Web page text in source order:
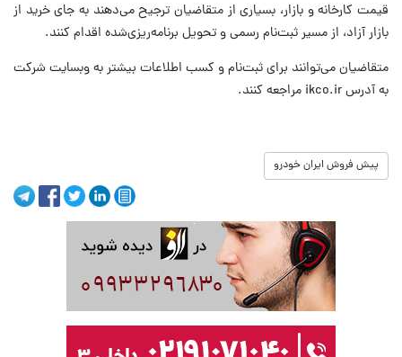
قیمت کارخانه و بازار، بسیاری از متقاضیان ترجیح می‌دهند به جای خرید از
بازار آزاد، از مسیر ثبت‌نام رسمی و تحویل برنامه‌ریزی‌شده اقدام کنند.
متقاضیان می‌توانند برای ثبت‌نام و کسب اطلاعات بیشتر به وبسایت شرکت
به آدرس ikco.ir مراجعه کنند.
پیش فروش ایران خودرو